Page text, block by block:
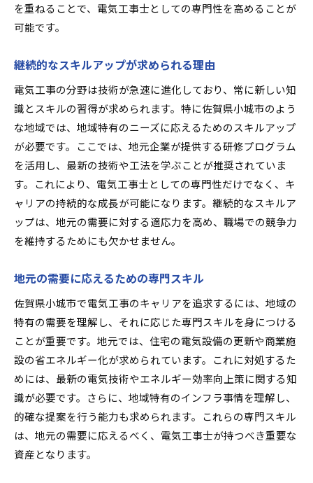
を重ねることで、電気工事士としての専門性を高めることが
可能です。
継続的なスキルアップが求められる理由
電気工事の分野は技術が急速に進化しており、常に新しい知
識とスキルの習得が求められます。特に佐賀県小城市のよう
な地域では、地域特有のニーズに応えるためのスキルアップ
が必要です。ここでは、地元企業が提供する研修プログラム
を活用し、最新の技術や工法を学ぶことが推奨されていま
す。これにより、電気工事士としての専門性だけでなく、キ
ャリアの持続的な成長が可能になります。継続的なスキルア
ップは、地元の需要に対する適応力を高め、職場での競争力
を維持するためにも欠かせません。
地元の需要に応えるための専門スキル
佐賀県小城市で電気工事のキャリアを追求するには、地域の
特有の需要を理解し、それに応じた専門スキルを身につける
ことが重要です。地元では、住宅の電気設備の更新や商業施
設の省エネルギー化が求められています。これに対処するた
めには、最新の電気技術やエネルギー効率向上策に関する知
識が必要です。さらに、地域特有のインフラ事情を理解し、
的確な提案を行う能力も求められます。これらの専門スキル
は、地元の需要に応えるべく、電気工事士が持つべき重要な
資産となります。